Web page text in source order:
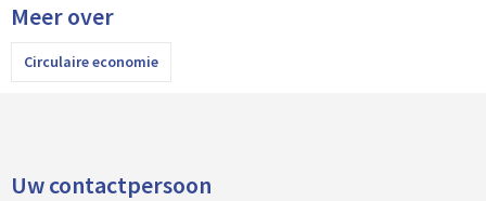
Meer over
Circulaire economie
Uw contactpersoon